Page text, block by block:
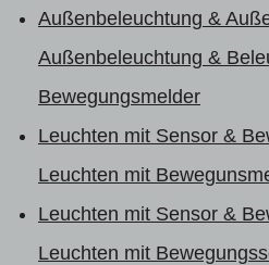
Außenbeleuchtung &
Außenbeleuchtung &
Bewegungsmelder
Leuchten mit Sensor &
Leuchten mit
Leuchten mit Sensor &
Leuchten mit